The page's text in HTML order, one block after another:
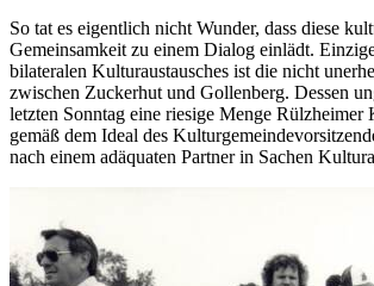
So tat es eigentlich nicht Wunder, dass diese
Gemeinsamkeit zu einem Dialog einlädt.
bilateralen Kulturaustausches ist die nicht
zwischen Zuckerhut und Gollenberg. Dessen
letzten Sonntag eine riesige Menge Rülzheimer
gemäß dem Ideal des
nach einem adäquaten Partner in Sachen